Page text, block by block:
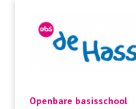
Openbare basisschool